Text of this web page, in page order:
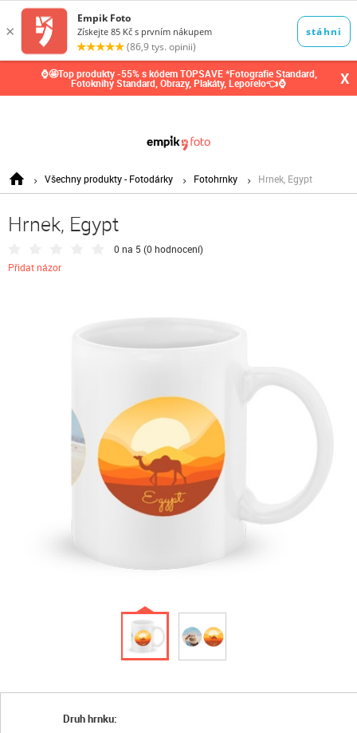
⌚🤩Top produkty -55% s kódem TOPSAVE *Fotografie Standard,
Fotoknihy Standard, Obrazy, Plakáty, Leporelo👈⌚ X
Všechny produkty - Fotodárky Fotohrnky Hrnek, Egypt
Hrnek, Egypt
0 na 5 (0 hodnocení)
Přidat názor
Druh hrnku: